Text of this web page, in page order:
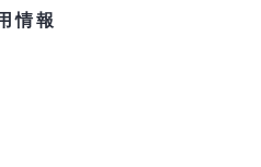
情報